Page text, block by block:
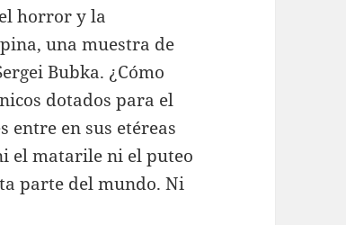
horror y la
una muestra de
Bubka. ¿Cómo
dotados para el
entre en sus etéreas
el matarile ni el puteo
parte del mundo. Ni